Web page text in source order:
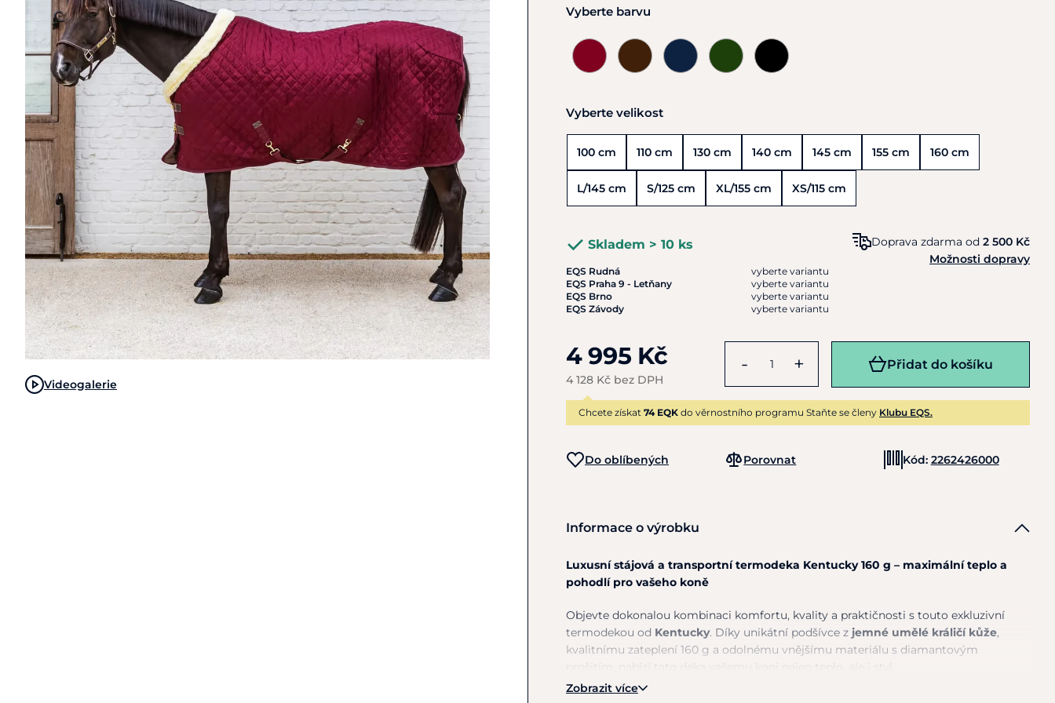
Videogalerie
Vyberte barvu
Vyberte velikost
100 cm 110 cm 130 cm 140 cm 145 cm 155 cm 160 cm
L/145 cm S/125 cm XL/155 cm XS/115 cm
Skladem > 10 ks
EQS Rudná
vyberte variantu
EQS Praha 9 - Letňany
vyberte variantu
EQS Brno
vyberte variantu
EQS Závody
vyberte variantu
Doprava zdarma od 2 500 Kč
Možnosti dopravy
4 995 Kč
4 128 Kč bez DPH
- + Přidat do košíku
Chcete získat 74 EQK do věrnostního programu Staňte se členy Klubu EQS.
Do oblíbených Porovnat Kód: 2262426000
Informace o výrobku
Luxusní stájová a transportní termodeka Kentucky 160 g – maximální teplo a
pohodlí pro vašeho koně
Objevte dokonalou kombinaci komfortu, kvality a praktičnosti s touto exkluzivní
termodekou od Kentucky. Díky unikátní podšívce z jemné umělé králičí kůže,
kvalitnímu zateplení 160 g a odolnému vnějšímu materiálu s diamantovým
Zobrazit více